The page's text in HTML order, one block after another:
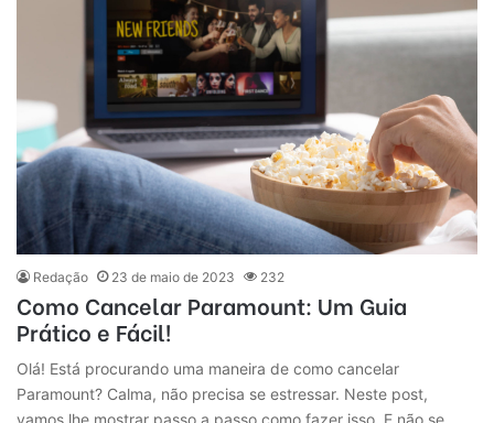
Redação 23 de maio de 2023 232
Como Cancelar Paramount: Um Guia
Prático e Fácil!
Olá! Está procurando uma maneira de como cancelar
Paramount? Calma, não precisa se estressar. Neste post,